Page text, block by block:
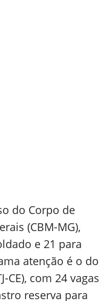
do Corpo de
(CBM-MG),
e 21 para
atenção é o do
CE), com 24 vagas
reserva para